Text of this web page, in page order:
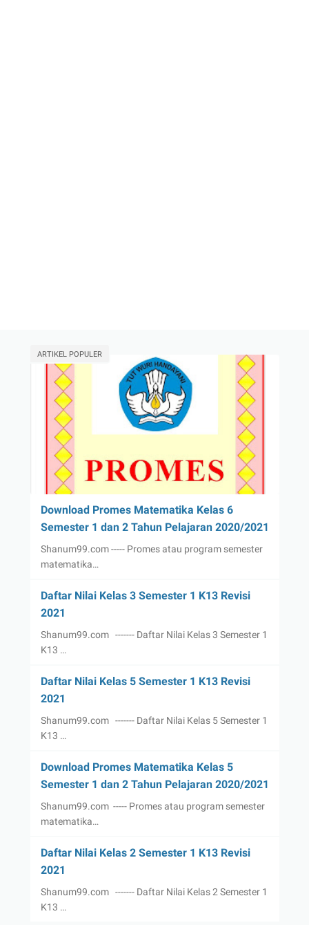
ARTIKEL POPULER
Download Promes Matematika Kelas 6
Semester 1 dan 2 Tahun Pelajaran 2020/2021
Shanum99.com ----- Promes atau program semester
matematika…
Daftar Nilai Kelas 3 Semester 1 K13 Revisi
2021
Shanum99.com ------- Daftar Nilai Kelas 3 Semester 1
K13 …
Daftar Nilai Kelas 5 Semester 1 K13 Revisi
2021
Shanum99.com ------- Daftar Nilai Kelas 5 Semester 1
K13 …
Download Promes Matematika Kelas 5
Semester 1 dan 2 Tahun Pelajaran 2020/2021
Shanum99.com ----- Promes atau program semester
matematika…
Daftar Nilai Kelas 2 Semester 1 K13 Revisi
2021
Shanum99.com ------- Daftar Nilai Kelas 2 Semester 1
K13 …